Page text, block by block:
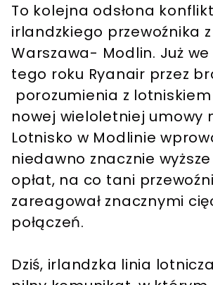
To kolejna odsłona
irlandzkiego przewoźnika
Warszawa- Modlin. Już we
tego roku Ryanair przez
porozumienia z
nowej wieloletniej umowy
Lotnisko w Modlinie
niedawno znacznie
opłat, na co tani
zareagował znacznymi
połączeń.
Dziś, irlandzka linia